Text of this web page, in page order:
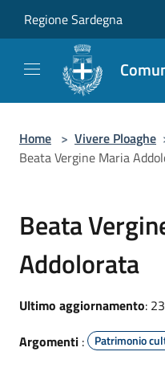
Regione Sardegna
Home > Vivere Ploaghe
Beata Vergine Maria
Beata
Addolorata
Ultimo aggiornamento:
Argomenti : Patrimonio